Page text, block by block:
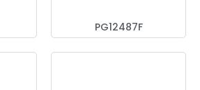
PG12487F